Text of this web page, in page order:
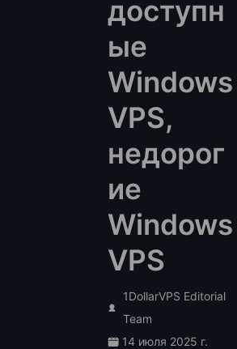
доступн
ые
Windows
VPS,
недорог
ие
Windows
VPS
1DollarVPS Editorial
Team
14 июля 2025 г.